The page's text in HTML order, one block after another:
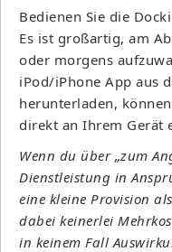
Bedienen Sie die
Es ist großartig, am
oder morgens
iPod/iPhone App aus
herunterladen,
direkt an Ihrem Gerät
Wenn du über „zum
Dienstleistung in
eine kleine Provision
dabei keinerlei
in keinem Fall